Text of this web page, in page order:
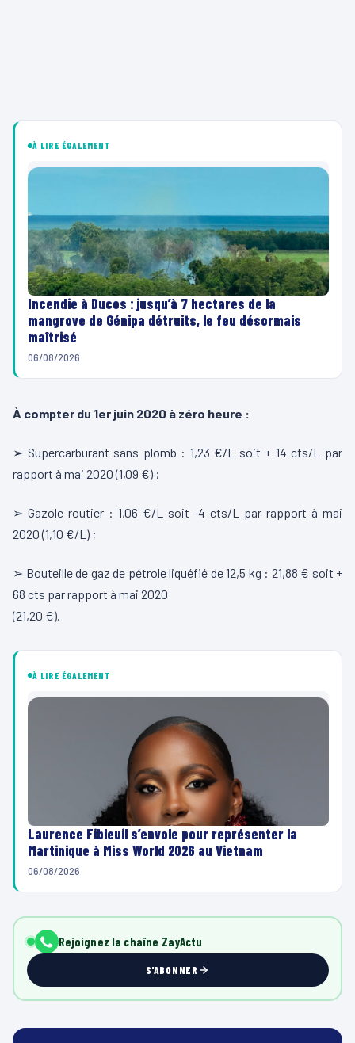
À LIRE ÉGALEMENT
Incendie à Ducos : jusqu’à 7 hectares de la
mangrove de Génipa détruits, le feu désormais
maîtrisé
06/08/2026
À compter du 1er juin 2020 à zéro heure :
➢ Supercarburant sans plomb : 1,23 €/L soit + 14 cts/L par
rapport à mai 2020 (1,09 €) ;
➢ Gazole routier : 1,06 €/L soit -4 cts/L par rapport à mai
2020 (1,10 €/L) ;
➢ Bouteille de gaz de pétrole liquéfié de 12,5 kg : 21,88 € soit +
68 cts par rapport à mai 2020
(21,20 €).
À LIRE ÉGALEMENT
Laurence Fibleuil s’envole pour représenter la
Martinique à Miss World 2026 au Vietnam
06/08/2026
Rejoignez la chaîne ZayActu
S'ABONNER